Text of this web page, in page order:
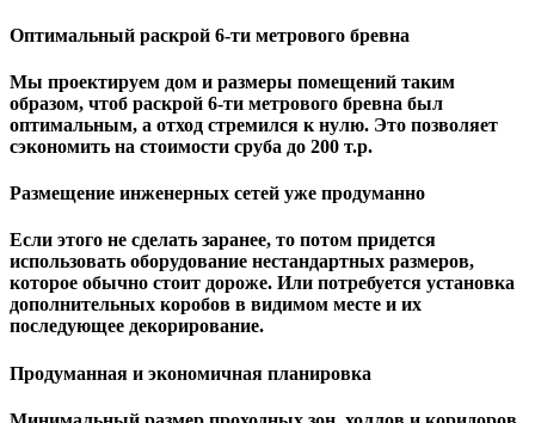
Оптимальный раскрой 6-ти метрового бревна
Мы проектируем дом и размеры помещений таким
образом, чтоб раскрой 6-ти метрового бревна был
оптимальным, а отход стремился к нулю. Это позволяет
сэкономить на стоимости сруба до 200 т.р.
Размещение инженерных сетей уже продуманно
Если этого не сделать заранее, то потом придется
использовать оборудование нестандартных размеров,
которое обычно стоит дороже. Или потребуется установка
дополнительных коробов в видимом месте и их
последующее декорирование.
Продуманная и экономичная планировка